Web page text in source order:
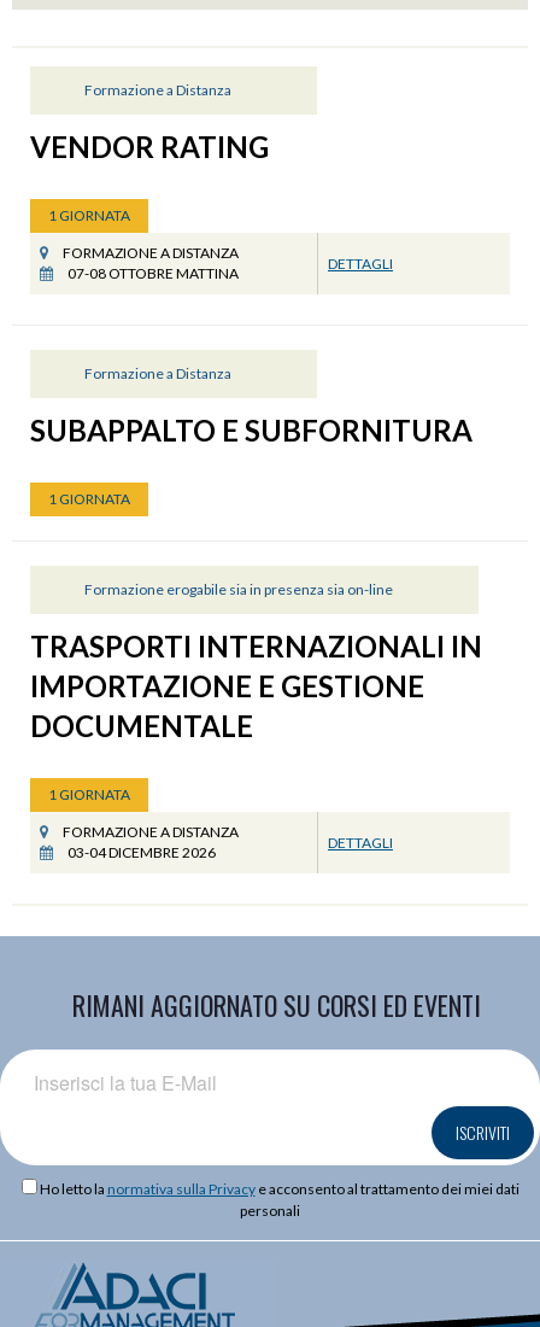
Formazione a Distanza
VENDOR RATING
1 GIORNATA
FORMAZIONE A DISTANZA
07-08 OTTOBRE MATTINA
DETTAGLI
Formazione a Distanza
SUBAPPALTO E SUBFORNITURA
1 GIORNATA
Formazione erogabile sia in presenza sia on-line
TRASPORTI INTERNAZIONALI IN
IMPORTAZIONE E GESTIONE
DOCUMENTALE
1 GIORNATA
FORMAZIONE A DISTANZA
03-04 DICEMBRE 2026
DETTAGLI
RIMANI AGGIORNATO SU CORSI ED EVENTI
ISCRIVITI
Ho letto la normativa sulla Privacye acconsento al trattamento dei miei dati
personali